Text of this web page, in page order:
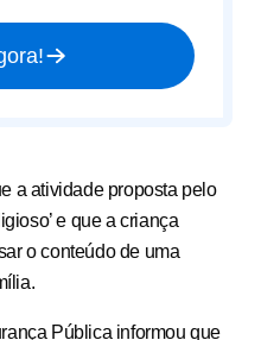
a atividade proposta pelo
e que a criança
o conteúdo de uma
Pública informou que